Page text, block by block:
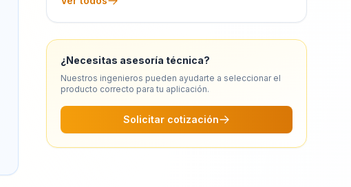
¿Necesitas asesoría técnica?
Nuestros ingenieros pueden ayudarte a seleccionar el
producto correcto para tu aplicación.
Solicitar cotización